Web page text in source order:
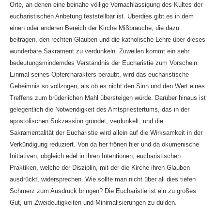
Orte, an denen eine beinahe völlige Vernachlässigung des Kultes der
eucharistischen Anbetung feststellbar ist. Überdies gibt es in dem
einen oder anderen Bereich der Kirche Mißbräuche, die dazu
beitragen, den rechten Glauben und die katholische Lehre über dieses
wunderbare Sakrament zu verdunkeln. Zuweilen kommt ein sehr
bedeutungsminderndes Verständnis der Eucharistie zum Vorschein.
Einmal seines Opfercharakters beraubt, wird das eucharistische
Geheimnis so vollzogen, als ob es nicht den Sinn und den Wert eines
Treffens zum brüderlichen Mahl übersteigen würde. Darüber hinaus ist
gelegentlich die Notwendigkeit des Amtspriestertums, das in der
apostolischen Sukzession gründet, verdunkelt, und die
Sakramentalität der Eucharistie wird allein auf die Wirksamkeit in der
Verkündigung reduziert. Von da her frönen hier und da ökumenische
Initiativen, obgleich edel in ihren Intentionen, eucharistischen
Praktiken, welche der Disziplin, mit der die Kirche ihren Glauben
ausdrückt, widersprechen. Wie sollte man nicht über all dies tiefen
Schmerz zum Ausdruck bringen? Die Eucharistie ist ein zu großes
Gut, um Zweideutigkeiten und Minimalisierungen zu dulden.